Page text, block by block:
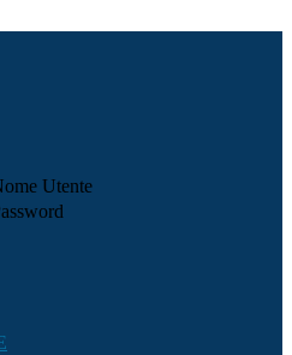
Utente